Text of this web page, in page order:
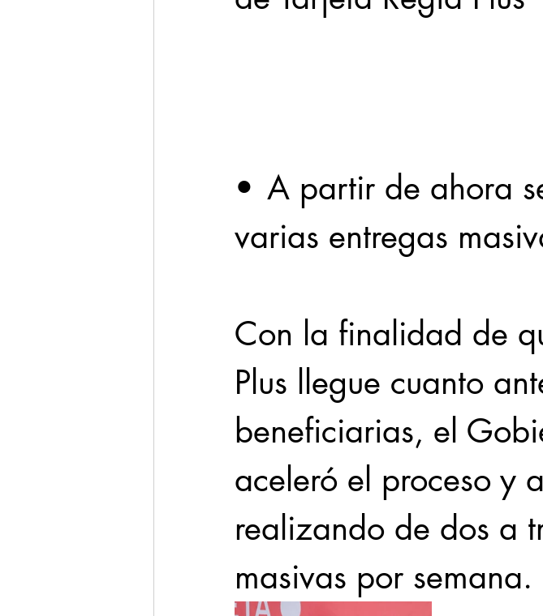
•	A partir de ahora se estarán haciendo
varias entregas
Con la finalidad de
Plus llegue cuanto
beneficiarias, el
aceleró el proceso y
realizando de dos a
masivas por semana.